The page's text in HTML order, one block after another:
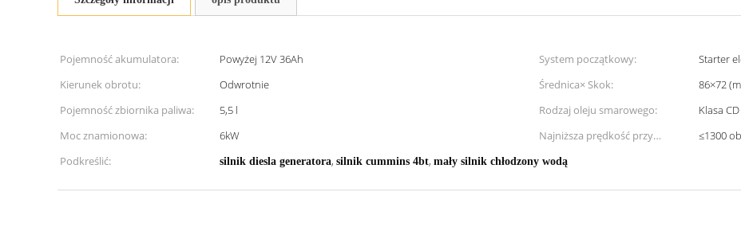
Pojemność akumulatora: Powyżej 12V 36Ah System początkowy:
Starter
Kierunek obrotu:
Odwrotnie Średnica× Skok:
86×72
Pojemność zbiornika paliwa:
5,5 l Rodzaj oleju smarowego:
Klasa
Moc znamionowa:
6kW
Najniższa prędkość przy
zerowym obciążeniu:
≤1300
Podkreślić:
silnik diesla generatora, silnik cummins 4bt, mały silnik chłodzony wodą